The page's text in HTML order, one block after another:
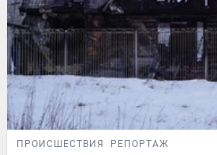
ПРОИСШЕСТВИЯ РЕПОРТАЖ